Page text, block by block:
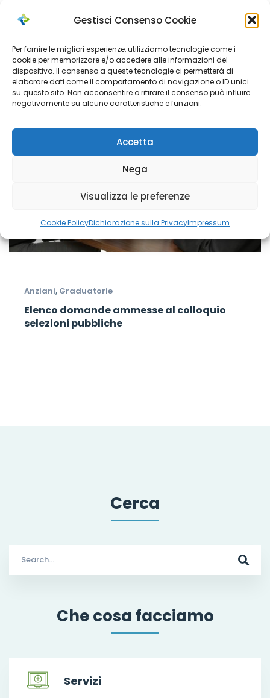
Gestisci Consenso Cookie
Per fornire le migliori esperienze, utilizziamo tecnologie come i
cookie per memorizzare e/o accedere alle informazioni del
dispositivo. Il consenso a queste tecnologie ci permetterà di
elaborare dati come il comportamento di navigazione o ID unici
su questo sito. Non acconsentire o ritirare il consenso può influire
negativamente su alcune caratteristiche e funzioni.
Accetta
Nega
Visualizza le preferenze
Cookie PolicyDichiarazione sulla PrivacyImpressum
Misura B2 FNA: Seconda graduatoria
Ago 04, 2021
Anziani, Graduatorie
Elenco domande ammesse al colloquio
selezioni pubbliche
Cerca
for:
Che cosa facciamo
Servizi